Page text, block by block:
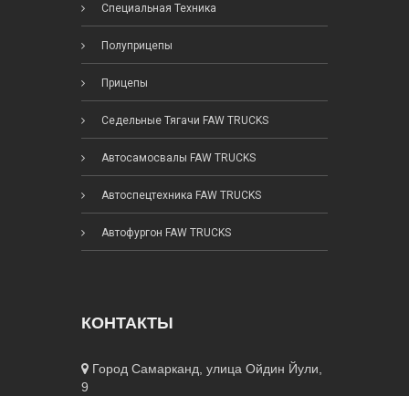
Специальная Техника
Полуприцепы
Прицепы
Седельные Тягачи FAW TRUCKS
Автосамосвалы FAW TRUCKS
Автоспецтехника FAW TRUCKS
Автофургон FAW TRUCKS
КОНТАКТЫ
Город Самарканд, улица Ойдин Йули,
9